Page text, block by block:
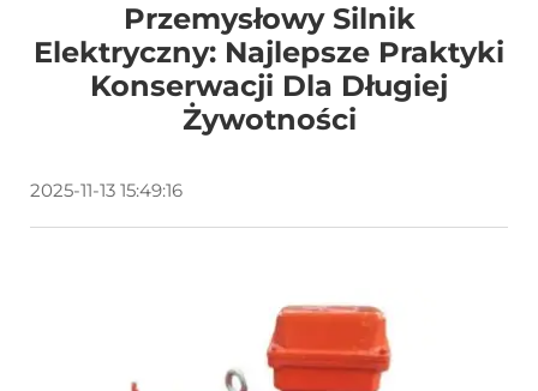
Przemysłowy Silnik
Elektryczny: Najlepsze Praktyki
Konserwacji Dla Długiej
Żywotności
2025-11-13 15:49:16